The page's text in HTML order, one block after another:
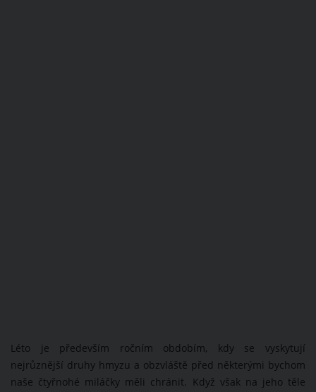
Léto je především ročním obdobím, kdy se vyskytují
nejrůznější druhy hmyzu a obzvláště před některými bychom
naše čtyřnohé miláčky měli chránit. Když však na jeho těle